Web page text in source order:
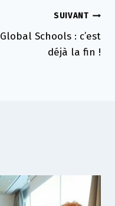
SUIVANT
Global Schools : c’est
déjà la fin !